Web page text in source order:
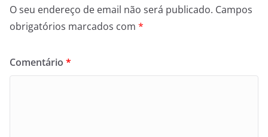
O seu endereço de email não será publicado. Campos
obrigatórios marcados com *
Comentário *